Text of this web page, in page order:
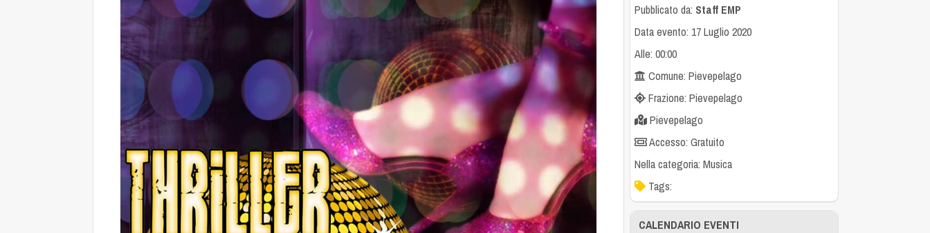
Pubblicato da: Staff EMP
Data evento: 17 Luglio 2020
Alle: 00:00
Comune: Pievepelago
Frazione: Pievepelago
Pievepelago
Accesso: Gratuito
Nella categoria:Musica
Tags:
CALENDARIO EVENTI